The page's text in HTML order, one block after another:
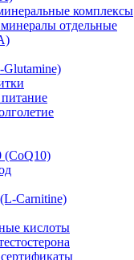
комплексы
отдельные
(CoQ10)
Сarnitine)
кислоты